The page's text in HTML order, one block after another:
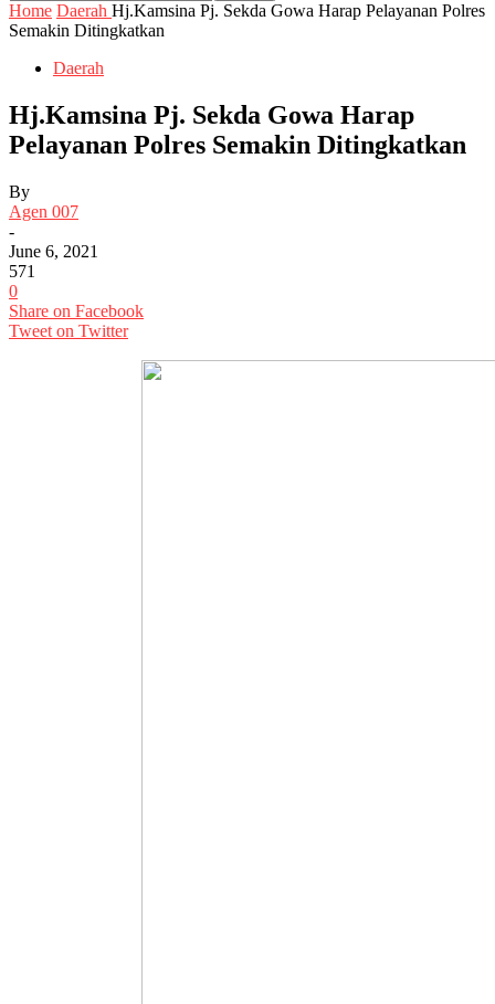
Home Daerah Hj.Kamsina Pj. Sekda Gowa Harap Pelayanan Polres
Semakin Ditingkatkan
Daerah
Hj.Kamsina Pj. Sekda Gowa Harap
Pelayanan Polres Semakin Ditingkatkan
By
Agen 007
-
June 6, 2021
571
0
Share on Facebook
Tweet on Twitter